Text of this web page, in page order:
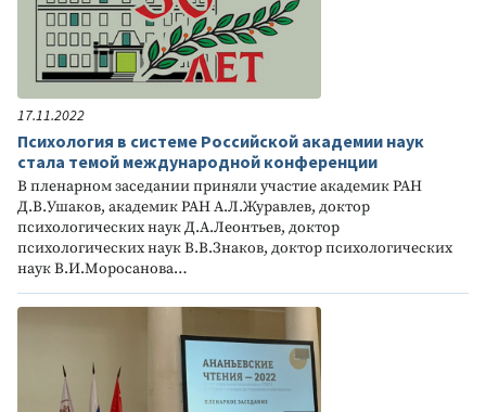
17.11.2022
Психология в системе Российской академии наук
стала темой международной конференции
В пленарном заседании приняли участие академик РАН
Д.В.Ушаков, академик РАН А.Л.Журавлев, доктор
психологических наук Д.А.Леонтьев, доктор
психологических наук В.В.Знаков, доктор психологических
наук В.И.Моросанова…